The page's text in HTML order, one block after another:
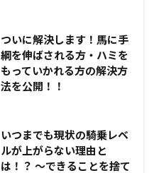
ついに解決します！馬に手
綱を伸ばされる方・ハミを
もっていかれる方の解決方
法を公開！！
いつまでも現状の騎乗レベ
ルが上がらない理由と
は！？ ～できることを捨て